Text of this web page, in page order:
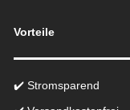
Vorteile
✔️ Stromsparend